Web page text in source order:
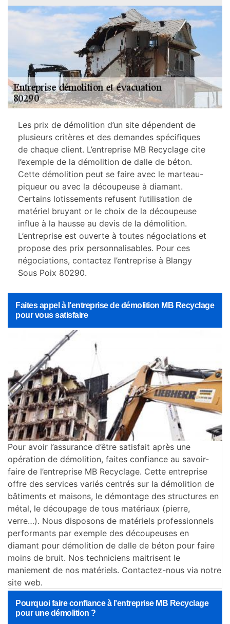
Faites appel à l’entreprise de démolition MB Recyclage
pour vous satisfaire
Pour avoir l’assurance d’être satisfait après une
opération de démolition, faites confiance au savoir-
faire de l’entreprise MB Recyclage. Cette entreprise
offre des services variés centrés sur la démolition de
bâtiments et maisons, le démontage des structures en
métal, le découpage de tous matériaux (pierre,
verre…). Nous disposons de matériels professionnels
performants par exemple des découpeuses en
diamant pour démolition de dalle de béton pour faire
moins de bruit. Nos techniciens maitrisent le
maniement de nos matériels. Contactez-nous via notre
site web.
Pourquoi faire confiance à l’entreprise MB Recyclage
pour une démolition ?
Les prix de démolition d’un site dépendent de
plusieurs critères et des demandes spécifiques
de chaque client. L’entreprise MB Recyclage cite
l’exemple de la démolition de dalle de béton.
Cette démolition peut se faire avec le marteau-
piqueur ou avec la découpeuse à diamant.
Certains lotissements refusent l’utilisation de
matériel bruyant or le choix de la découpeuse
influe à la hausse au devis de la démolition.
L’entreprise est ouverte à toutes négociations et
propose des prix personnalisables. Pour ces
négociations, contactez l’entreprise à Blangy
Sous Poix 80290.